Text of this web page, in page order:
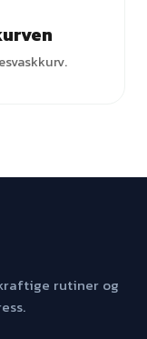
rutiner og